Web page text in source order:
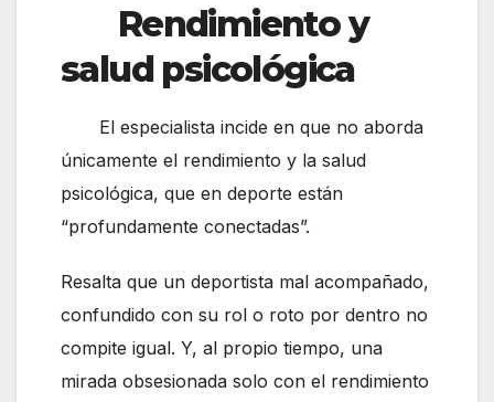
Rendimiento y
salud psicológica
El especialista incide en que no aborda
únicamente el rendimiento y la salud
psicológica, que en deporte están
“profundamente conectadas”.
Resalta que un deportista mal acompañado,
confundido con su rol o roto por dentro no
compite igual. Y, al propio tiempo, una
mirada obsesionada solo con el rendimiento